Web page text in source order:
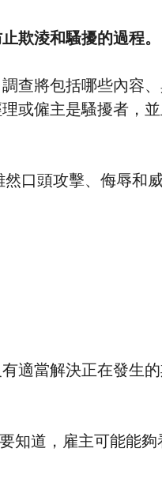
欺淩和騷擾的過程。
查將包括哪些內容
或僱主是騷擾者，
口頭攻擊、侮辱和
適當解決正在發生
知道，雇主可能能